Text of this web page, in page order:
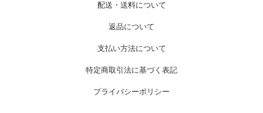
配送・送料について
返品について
支払い方法について
特定商取引法に基づく表記
プライバシーポリシー